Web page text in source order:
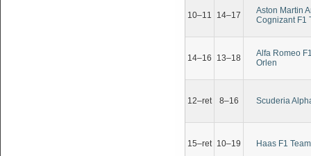
10–11 14–17
Aston Martin
Cognizant F1
14–16 13–18
Alfa Romeo
Orlen
12–ret 8–16 Scuderia
15–ret 10–19 Haas F1 Team